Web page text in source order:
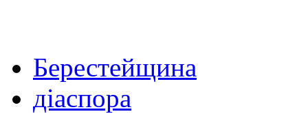
Берестейщина
діаспора